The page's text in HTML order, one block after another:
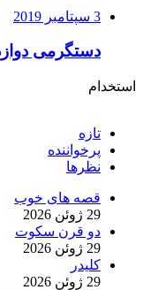
3 سپتامبر 2019
دستگرمی
استخدام
تازه
پرخواننده
نظرها
قصه های خوب
29 ژوئن 2026
دو قرن سکوت
29 ژوئن 2026
کلیدر
29 ژوئن 2026